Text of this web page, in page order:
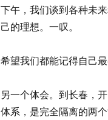
下午，我们谈到各种未
己的理想。一叹。
希望我们都能记得自己
另一个体会。到长春，
体系，是完全隔离的两